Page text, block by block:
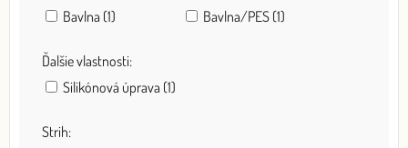
Bavlna (1)
Bavlna/PES (1)
Ďalšie vlastnosti:
Silikónová úprava (1)
Strih: